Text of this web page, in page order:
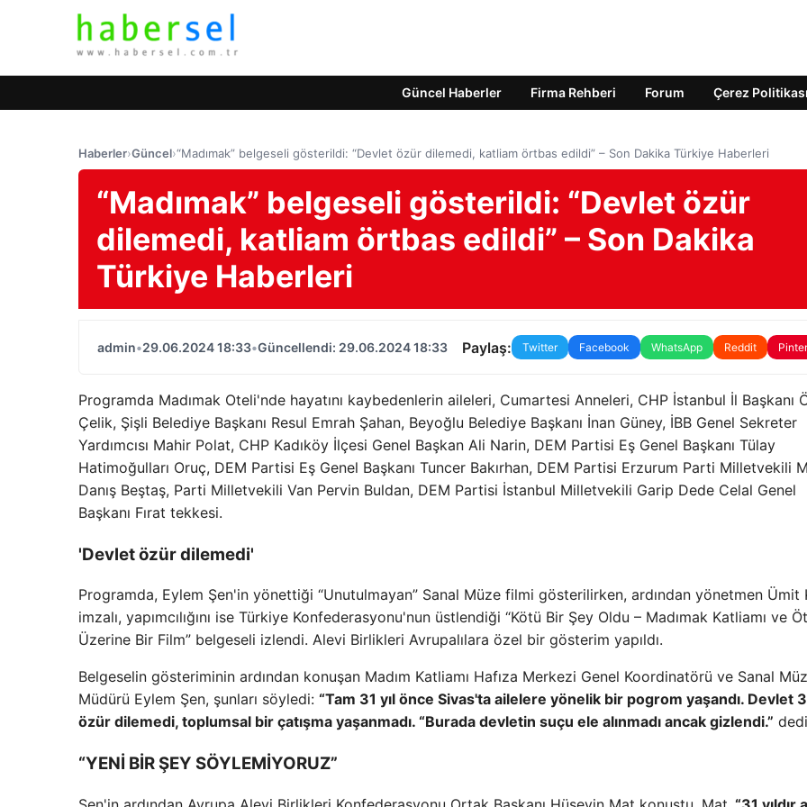
Güncel Haberler Firma Rehberi Forum Çerez Politikası
Haberler›Güncel›“Madımak” belgeseli gösterildi: “Devlet özür dilemedi, katliam örtbas edildi” – Son Dakika Türkiye Haberleri
“Madımak” belgeseli gösterildi: “Devlet özür
dilemedi, katliam örtbas edildi” – Son Dakika
Türkiye Haberleri
admin•29.06.2024 18:33•Güncellendi: 29.06.2024 18:33 Paylaş: Twitter Facebook WhatsApp Reddit
Programda Madımak Oteli'nde hayatını kaybedenlerin aileleri, Cumartesi Anneleri, CHP İstanbul İl Başkanı
Çelik, Şişli Belediye Başkanı Resul Emrah Şahan, Beyoğlu Belediye Başkanı İnan Güney, İBB Genel Sekreter
Yardımcısı Mahir Polat, CHP Kadıköy İlçesi Genel Başkan Ali Narin, DEM Partisi Eş Genel Başkanı Tülay
Hatimoğulları Oruç, DEM Partisi Eş Genel Başkanı Tuncer Bakırhan, DEM Partisi Erzurum Parti Milletvekili
Danış Beştaş, Parti Milletvekili Van Pervin Buldan, DEM Partisi İstanbul Milletvekili Garip Dede Celal Genel
Başkanı Fırat tekkesi.
'Devlet özür dilemedi'
Programda, Eylem Şen'in yönettiği “Unutulmayan” Sanal Müze filmi gösterilirken, ardından yönetmen Ümit
imzalı, yapımcılığını ise Türkiye Konfederasyonu'nun üstlendiği “Kötü Bir Şey Oldu – Madımak Katliamı ve
Üzerine Bir Film” belgeseli izlendi. Alevi Birlikleri Avrupalılara özel bir gösterim yapıldı.
Belgeselin gösteriminin ardından konuşan Madım Katliamı Hafıza Merkezi Genel Koordinatörü ve Sanal
Müdürü Eylem Şen, şunları söyledi: “Tam 31 yıl önce Sivas'ta ailelere yönelik bir pogrom yaşandı. Devlet
özür dilemedi, toplumsal bir çatışma yaşanmadı. “Burada devletin suçu ele alınmadı ancak gizlendi.”
“YENİ BİR ŞEY SÖYLEMİYORUZ”